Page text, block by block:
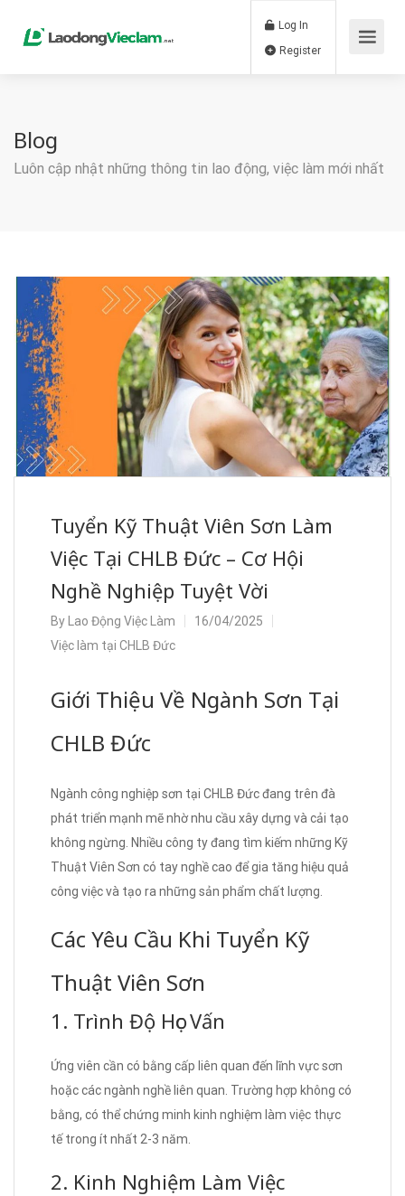
Log In
Blog
Luôn cập nhật những thông tin lao động, việc làm mới nhất
Tuyển Kỹ Thuật Viên Sơn Làm
Việc Tại CHLB Đức – Cơ Hội
Nghề Nghiệp Tuyệt Vời
By Lao Động Việc Làm
16/04/2025
Việc làm tại CHLB Đức
Giới Thiệu Về Ngành Sơn Tại
CHLB Đức
Ngành công nghiệp sơn tại CHLB Đức đang trên đà
phát triển mạnh mẽ nhờ nhu cầu xây dựng và cải tạo
không ngừng. Nhiều công ty đang tìm kiếm những Kỹ
Thuật Viên Sơn có tay nghề cao để gia tăng hiệu quả
công việc và tạo ra những sản phẩm chất lượng.
Các Yêu Cầu Khi Tuyển Kỹ
Thuật Viên Sơn
1. Trình Độ Học Vấn
Ứng viên cần có bằng cấp liên quan đến lĩnh vực sơn
hoặc các ngành nghề liên quan. Trường hợp không có
bằng, có thể chứng minh kinh nghiệm làm việc thực
tế trong ít nhất 2-3 năm.
2. Kinh Nghiệm Làm Việc